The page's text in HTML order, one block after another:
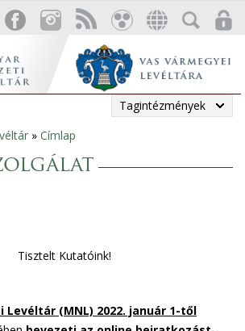
Tagintézmények
» Címlap
Tisztelt Kutatóink!
Levéltár (MNL) 2022. január 1-től